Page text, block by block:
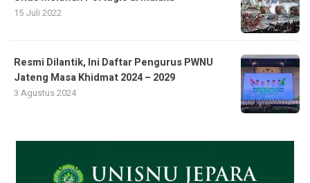
15 Juli 2022
Resmi Dilantik, Ini Daftar Pengurus PWNU
Jateng Masa Khidmat 2024 – 2029
3 Agustus 2024